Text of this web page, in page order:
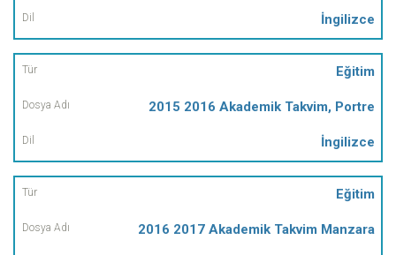
İngilizce
Eğitim
2015 2016 Akademik Takvim, Portre
İngilizce
Eğitim
2016 2017 Akademik Takvim Manzara